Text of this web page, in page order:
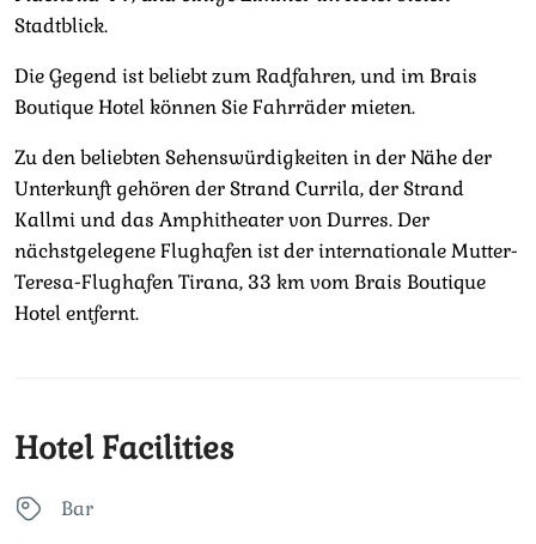
Stadtblick.
Die Gegend ist beliebt zum Radfahren, und im Brais
Boutique Hotel können Sie Fahrräder mieten.
Zu den beliebten Sehenswürdigkeiten in der Nähe der
Unterkunft gehören der Strand Currila, der Strand
Kallmi und das Amphitheater von Durres. Der
nächstgelegene Flughafen ist der internationale Mutter-
Teresa-Flughafen Tirana, 33 km vom Brais Boutique
Hotel entfernt.
Hotel Facilities
Bar